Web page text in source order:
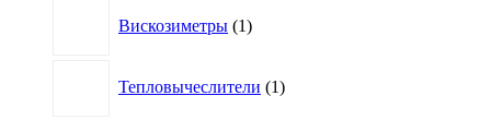
Вискозиметры 1товар
Тепловычеслители 1товар